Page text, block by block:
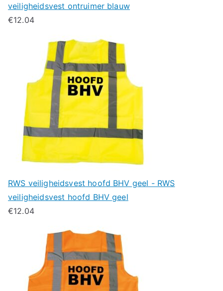
veiligheidsvest ontruimer blauw
€12.04
RWS veiligheidsvest hoofd BHV geel - RWS
veiligheidsvest hoofd BHV geel
€12.04